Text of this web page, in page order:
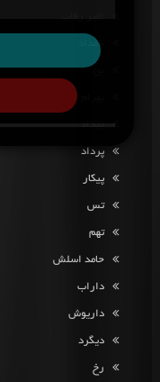
امیر رقاب
بامداد
بیداد
پرداد
پیکار
تس
تهم
حامد اسلش
داراب
داریوش
دیگرد
رخ